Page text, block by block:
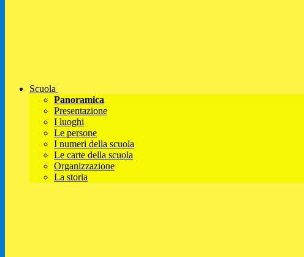
Scuola
Panoramica
Presentazione
I luoghi
Le persone
I numeri della scuola
Le carte della scuola
Organizzazione
La storia